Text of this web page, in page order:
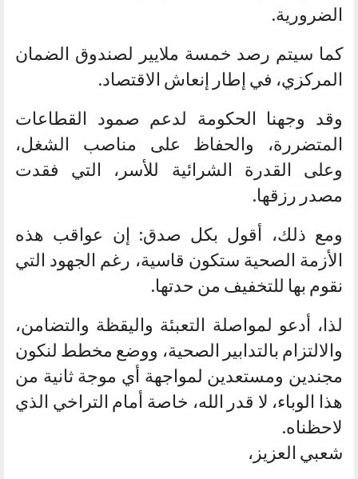
الضرورية.
كما سيتم رصد خمسة ملايير لصندوق الضمان
المركزي، في إطار إنعاش الاقتصاد.
وقد وجهنا الحكومة لدعم صمود القطاعات
المتضررة، والحفاظ على مناصب الشغل،
وعلى القدرة الشرائية للأسر، التي فقدت
مصدر رزقها.
ومع ذلك، أقول بكل صدق: إن عواقب هذه
الأزمة الصحية ستكون قاسية، رغم الجهود التي
نقوم بها للتخفيف من حدتها.
لذا، أدعو لمواصلة التعبئة واليقظة والتضامن،
والالتزام بالتدابير الصحية، ووضع مخطط لنكون
مجندين ومستعدين لمواجهة أي موجة ثانية من
هذا الوباء، لا قدر الله، خاصة أمام التراخي الذي
لاحظناه.
شعبي العزيز،